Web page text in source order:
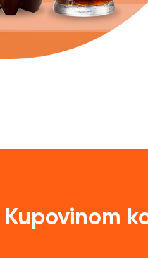
Kupovinom